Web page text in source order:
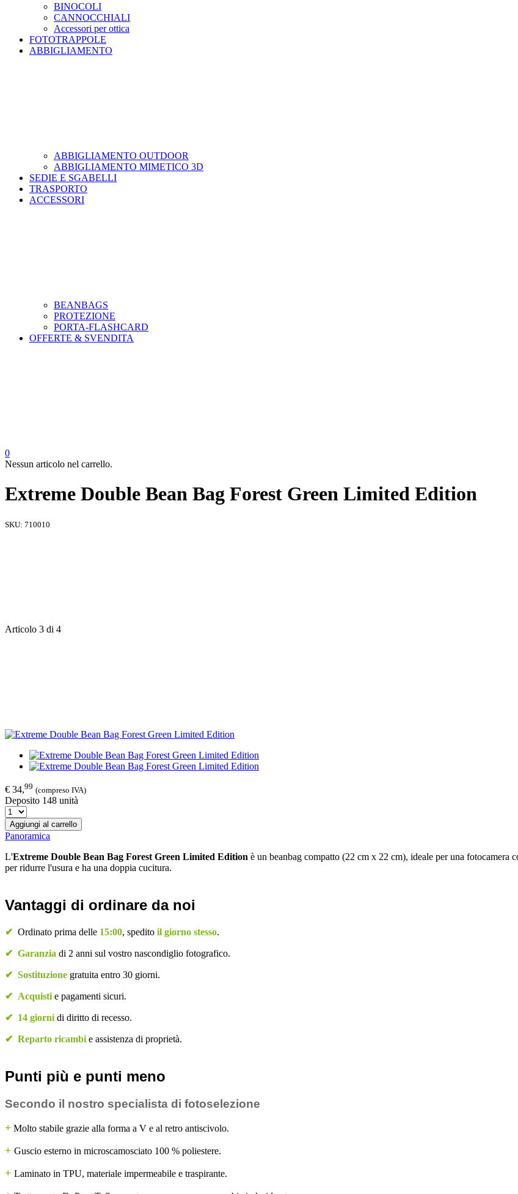
BINOCOLI
CANNOCCHIALI
Accessori per ottica
FOTOTRAPPOLE
ABBIGLIAMENTO
ABBIGLIAMENTO OUTDOOR
ABBIGLIAMENTO MIMETICO 3D
SEDIE E SGABELLI
TRASPORTO
ACCESSORI
BEANBAGS
PROTEZIONE
PORTA-FLASHCARD
OFFERTE & SVENDITA
0
Nessun articolo nel carrello.
Extreme Double Bean Bag Forest Green Limited Edition
SKU: 710010
Articolo 3 di 4
€ 34,99 (compreso IVA)
Deposito 148 unità
Aggiungi al carrello
Panoramica
L'Extreme Double Bean Bag Forest Green Limited Edition è un beanbag compatto (22 cm x 22 cm), ideale per una
per ridurre l'usura e ha una doppia cucitura.
Vantaggi di ordinare da noi
✔ Ordinato prima delle 15:00, spedito il giorno stesso.
✔ Garanzia di 2 anni sul vostro nascondiglio fotografico.
✔ Sostituzione gratuita entro 30 giorni.
✔ Acquisti e pagamenti sicuri.
✔ 14 giorni di diritto di recesso.
✔ Reparto ricambi e assistenza di proprietà.
Punti più e punti meno
Secondo il nostro specialista di fotoselezione
+ Molto stabile grazie alla forma a V e al retro antiscivolo.
+ Guscio esterno in microscamosciato 100 % poliestere.
+ Laminato in TPU, materiale impermeabile e traspirante.